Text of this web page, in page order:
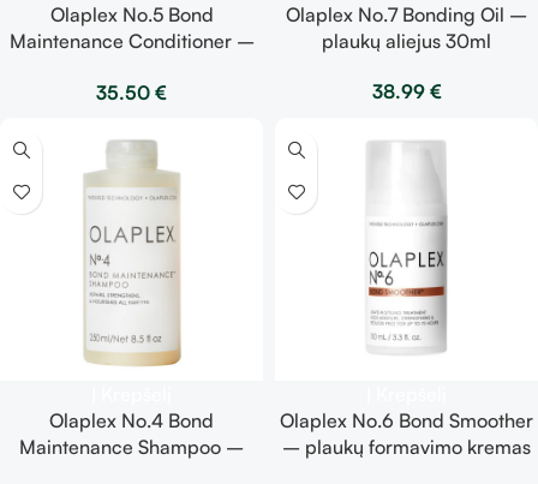
Olaplex No.5 Bond
Maintenance Conditioner –
35.50 €
Olaplex No.7 Bonding Oil –
plaukų aliejus 30ml
38.99 €
Olaplex No.4 Bond
Maintenance Shampoo –
Olaplex No.6 Bond Smoother
– plaukų formavimo kremas